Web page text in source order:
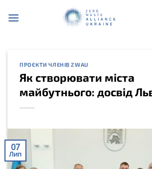
ПРОЄКТИ ЧЛЕНІВ ZWAU
Як створювати міста
майбутнього: досвід
07
Лип